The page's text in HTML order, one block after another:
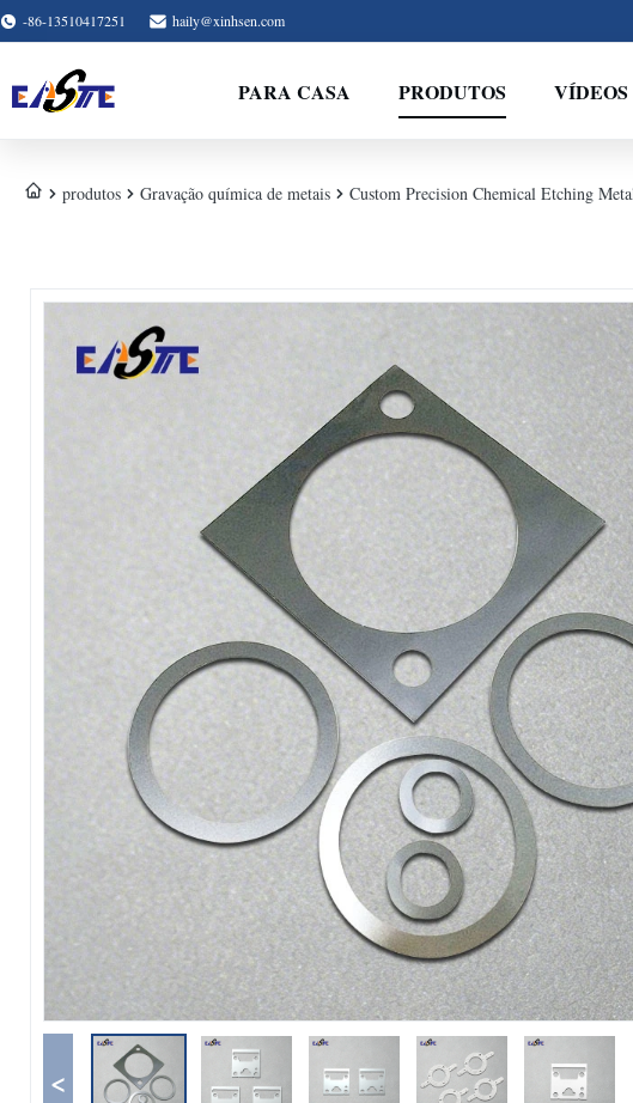
-86-13510417251 haily@xinhsen.com
PARA CASA PRODUTOS VÍDEOS
produtos Gravação química de metais Custom Precision Chemical Etching
<